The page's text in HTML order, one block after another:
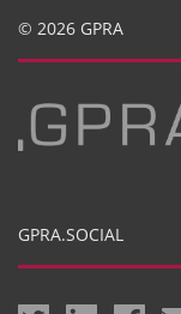
© 2026 GPRA
GPRA.SOCIAL